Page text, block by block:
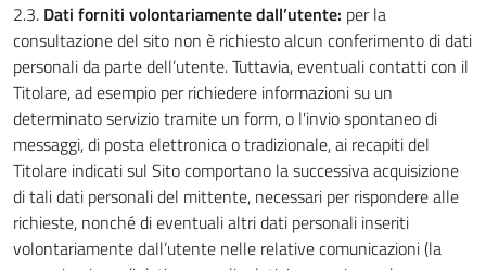
2.3. Dati forniti volontariamente dall’utente: per la
consultazione del sito non è richiesto alcun conferimento di dati
personali da parte dell’utente. Tuttavia, eventuali contatti con il
Titolare, ad esempio per richiedere informazioni su un
determinato servizio tramite un form, o l'invio spontaneo di
messaggi, di posta elettronica o tradizionale, ai recapiti del
Titolare indicati sul Sito comportano la successiva acquisizione
di tali dati personali del mittente, necessari per rispondere alle
richieste, nonché di eventuali altri dati personali inseriti
volontariamente dall’utente nelle relative comunicazioni (la